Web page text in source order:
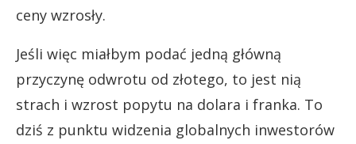
ceny wzrosły.
Jeśli więc miałbym podać jedną główną
przyczynę odwrotu od złotego, to jest nią
strach i wzrost popytu na dolara i franka. To
dziś z punktu widzenia globalnych inwestorów